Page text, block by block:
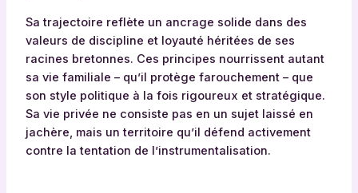
Sa trajectoire reflète un ancrage solide dans des
valeurs de discipline et loyauté héritées de ses
racines bretonnes. Ces principes nourrissent autant
sa vie familiale – qu’il protège farouchement – que
son style politique à la fois rigoureux et stratégique.
Sa vie privée ne consiste pas en un sujet laissé en
jachère, mais un territoire qu’il défend activement
contre la tentation de l’instrumentalisation.